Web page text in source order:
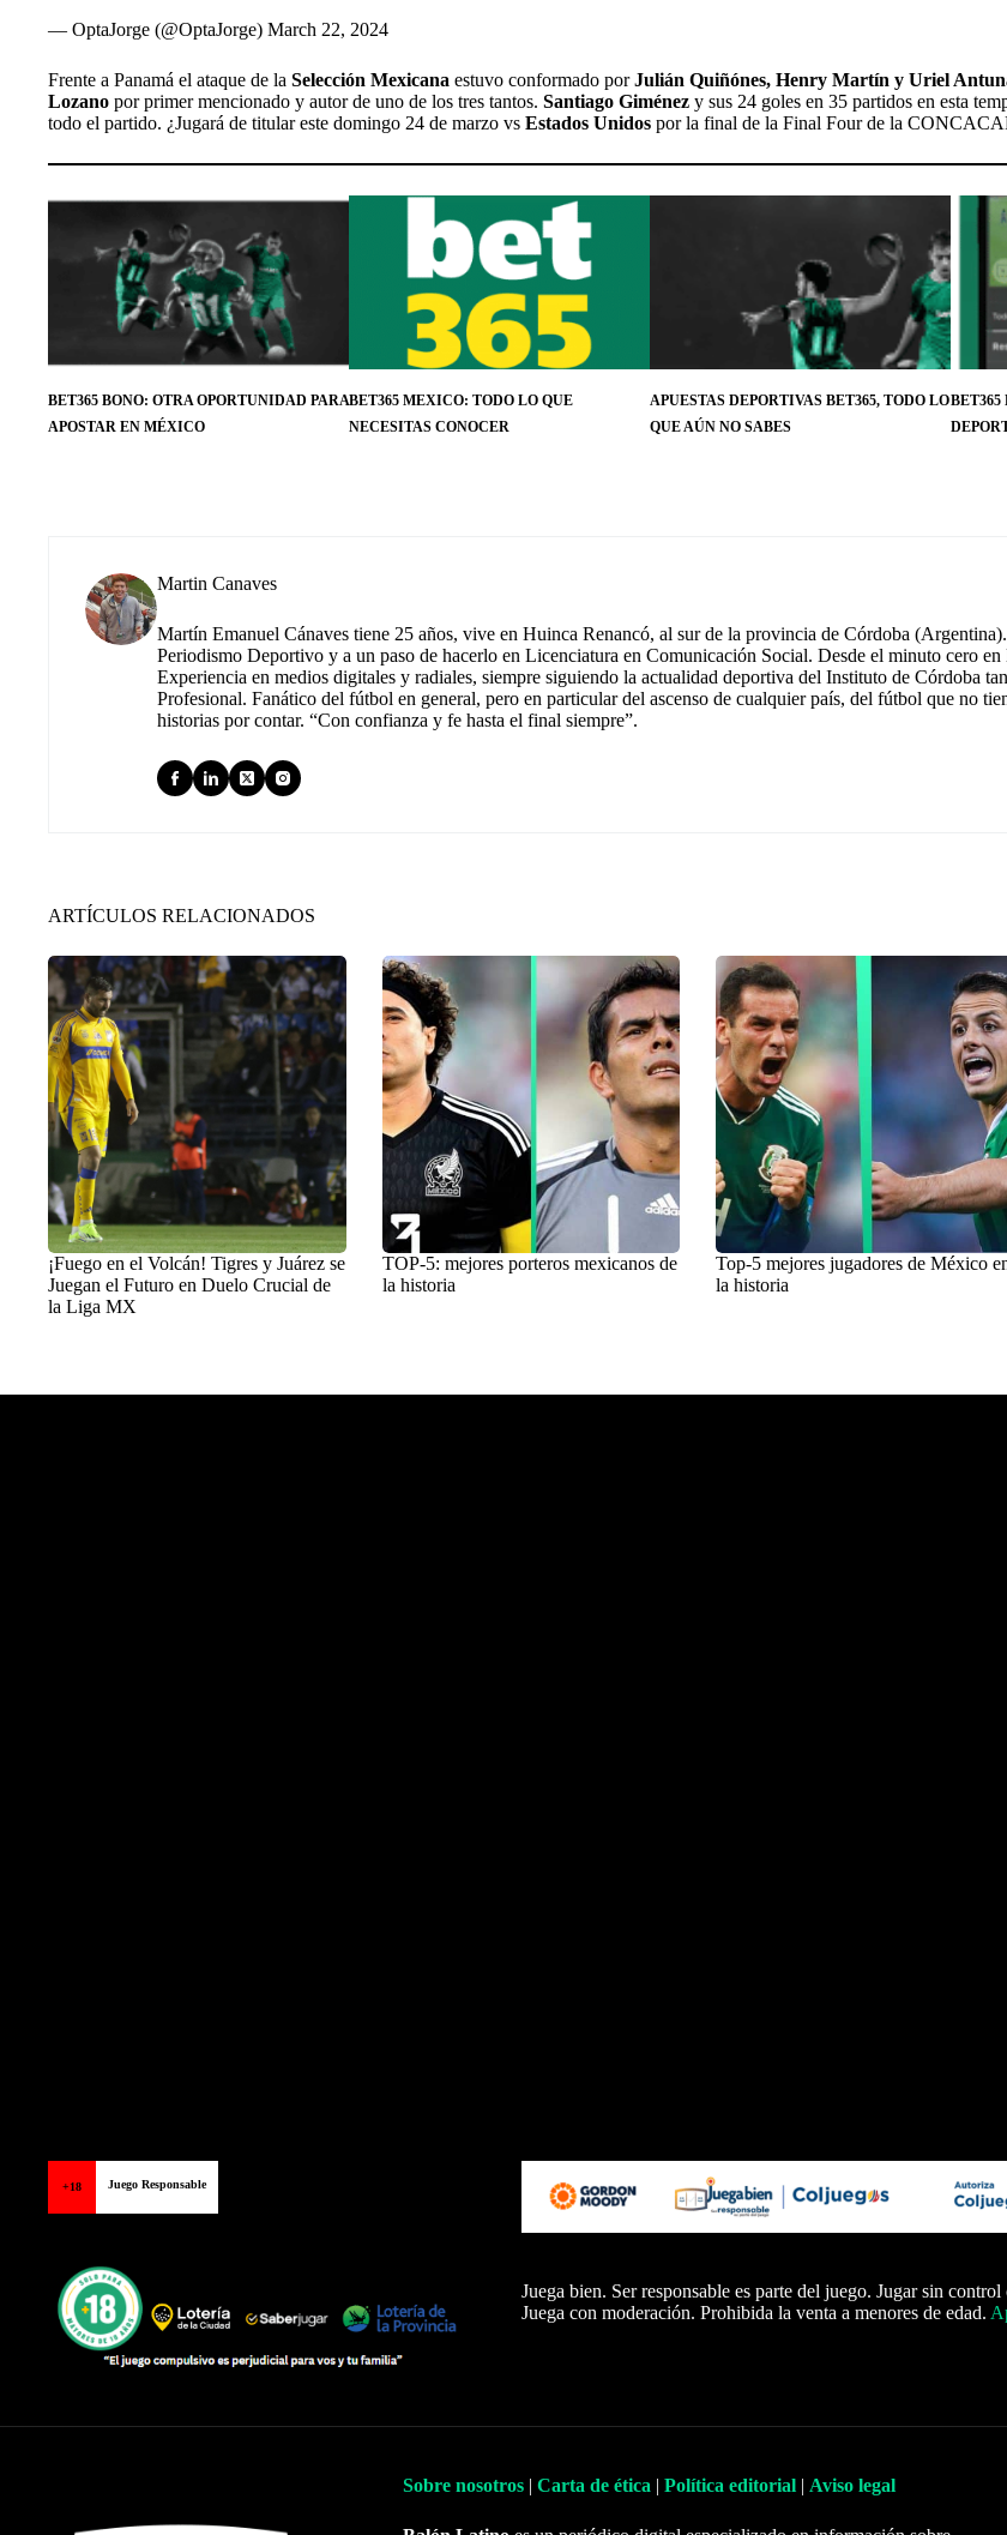
— OptaJorge (@OptaJorge) March 22, 2024
Frente a Panamá el ataque de la Selección Mexicana estuvo conformado porJulián Quiñónes, Henry Martín y Uriel
Lozano por primer mencionado y autor de uno de los tres tantos. Santiago Giménez y sus 24 goles en 35 partidos en esta
todo el partido. ¿Jugará de titular este domingo 24 de marzo vs Estados Unidos por la final de la Final Four de la
BET365 BONO: OTRA OPORTUNIDAD PARA
APOSTAR EN MÉXICO
BET365 MEXICO: TODO LO QUE
NECESITAS CONOCER
APUESTAS DEPORTIVAS BET365, TODO LO
QUE AÚN NO SABES
BET365
Martin Canaves
Martín Emanuel Cánaves tiene 25 años, vive en Huinca Renancó, al sur de la provincia de Córdoba
Periodismo Deportivo y a un paso de hacerlo en Licenciatura en Comunicación Social. Desde el minuto cero
Experiencia en medios digitales y radiales, siempre siguiendo la actualidad deportiva del Instituto de Córdoba
Profesional. Fanático del fútbol en general, pero en particular del ascenso de cualquier país, del fútbol que no
historias por contar. “Con confianza y fe hasta el final siempre”.
ARTÍCULOS RELACIONADOS
¡Fuego en el Volcán! Tigres y Juárez se
Juegan el Futuro en Duelo Crucial de
la Liga MX
TOP-5: mejores porteros mexicanos de
la historia
Top-5 mejores jugadores de México
la historia
+18 Juego Responsable
Juega bien. Ser responsable es parte del juego. Jugar sin
Juega con moderación. Prohibida la venta a menores de edad.
Sobre nosotros | Carta de ética | Política editorial | Aviso legal